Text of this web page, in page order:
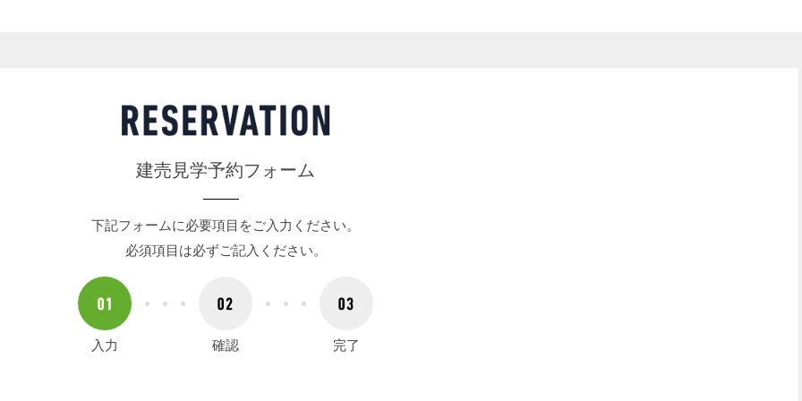
建売見学予約フォーム
下記フォームに必要項目をご入力ください。
必須項目は必ずご記入ください。
入力 確認 完了